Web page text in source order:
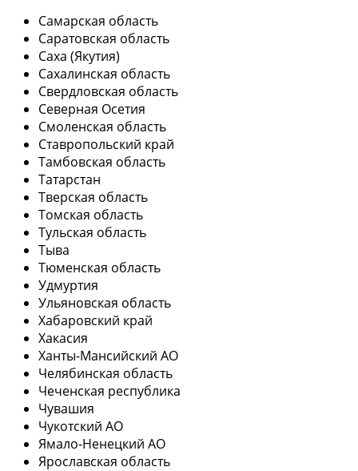
Самарская область
Саратовская область
Саха (Якутия)
Сахалинская область
Свердловская область
Северная Осетия
Смоленская область
Ставропольский край
Тамбовская область
Татарстан
Тверская область
Томская область
Тульская область
Тыва
Тюменская область
Удмуртия
Ульяновская область
Хабаровский край
Хакасия
Ханты-Мансийский АО
Челябинская область
Чеченская республика
Чувашия
Чукотский АО
Ямало-Ненецкий АО
Ярославская область